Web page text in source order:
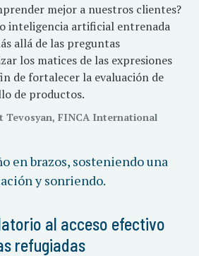
mejor a nuestros clientes?
inteligencia artificial entrenada
allá de las preguntas
los matices de las expresiones
de fortalecer la evaluación de
de productos.
Tevosyan, FINCA International
al acceso efectivo
refugiadas